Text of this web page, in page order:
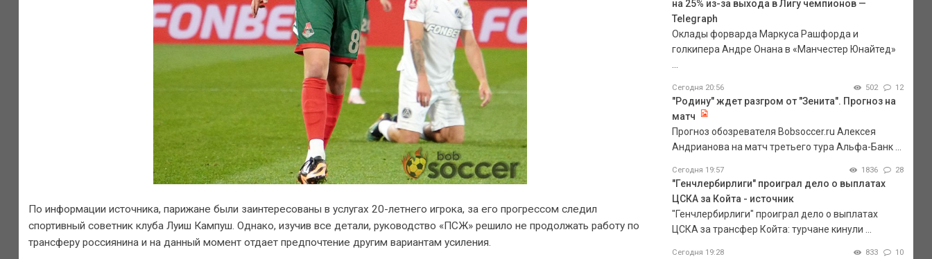
По информации источника, парижане были заинтересованы в услугах 20-летнего игрока, за его прогрессом следил
спортивный советник клуба Луиш Кампуш. Однако, изучив все детали, руководство «ПСЖ» решило не продолжать работу по
трансферу россиянина и на данный момент отдает предпочтение другим вариантам усиления.
на 25% из-за выхода в Лигу чемпионов —
Telegraph
Оклады форварда Маркуса Рашфорда и
голкипера Андре Онана в «Манчестер Юнайтед»
Сегодня 20:56 502 12
"Родину" ждет разгром от "Зенита". Прогноз на
матч
Прогноз обозревателя Bobsoccer.ru Алексея
Андрианова на матч третьего тура Альфа-Банк ...
Сегодня 19:57 1836 28
"Генчлербирлиги" проиграл дело о выплатах
ЦСКА за Койта - источник
"Генчлербирлиги" проиграл дело о выплатах
ЦСКА за трансфер Койта: турчане кинули ...
Сегодня 19:28 833 10